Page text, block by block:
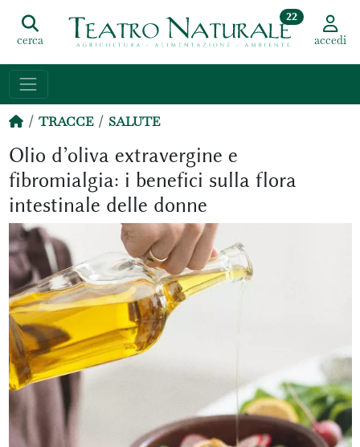
cerca
22
accedi
TRACCE SALUTE
Olio d’oliva extravergine e
fibromialgia: i benefici sulla flora
intestinale delle donne